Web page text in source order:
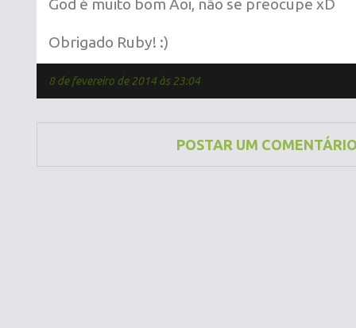
God é muito bom Aoi, não se preocupe xD
Obrigado Ruby! :)
8 de fevereiro de 2014 às 23:04
POSTAR UM